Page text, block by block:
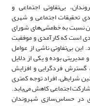
بی‌تفاوتی اجتماعی و
تحقیقات اجتماعی و شهری
نسبت به خط‌مشی‌های شورای
است که کارآمدی و موفقیت
بی‌تفاوتی ناشی از عوامل
بوده و یکی از دلایل
فردگرایی و افزایش
افراد توجه کمتری
اجتماعی کاهش می‌یابد.
در حساس‌سازی شهروندان